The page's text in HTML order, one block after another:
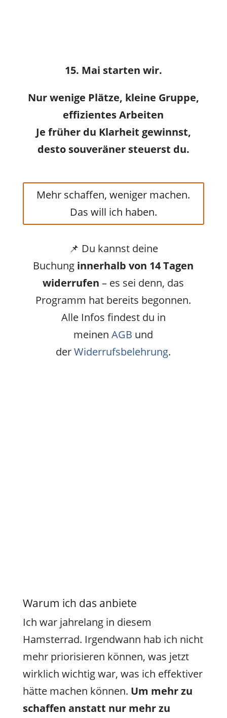
15. Mai starten wir.
Nur wenige Plätze, kleine Gruppe,
effizientes Arbeiten
Je früher du Klarheit gewinnst,
desto souveräner steuerst du.
Mehr schaffen, weniger machen.
Das will ich haben.
📌 Du kannst deine
Buchung innerhalb von 14 Tagen
widerrufen – es sei denn, das
Programm hat bereits begonnen.
Alle Infos findest du in
meinenAGB und
derWiderrufsbelehrung.
Warum ich das anbiete
Ich war jahrelang in diesem
Hamsterrad. Irgendwann hab ich nicht
mehr priorisieren können, was jetzt
wirklich wichtig war, was ich effektiver
hätte machen können. Um mehr zu
schaffen anstatt nur mehr zu